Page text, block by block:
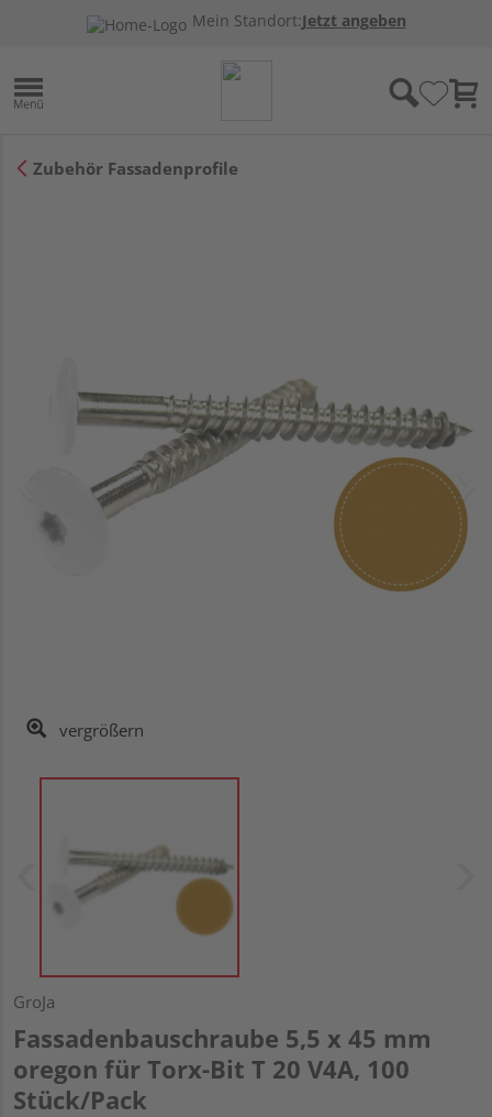
Mein Standort:Jetzt angeben
Zubehör Fassadenprofile
vergrößern
GroJa
Fassadenbauschraube 5,5 x 45 mm
oregon für Torx-Bit T 20 V4A, 100
Stück/Pack